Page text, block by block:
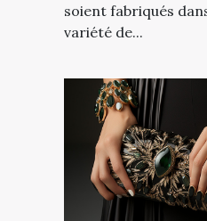
soient fabriqués
variété de...